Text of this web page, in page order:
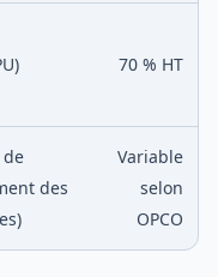
70 % HT
de
des
Variable
selon
OPCO